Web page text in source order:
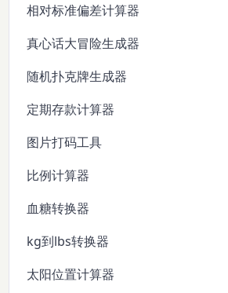
相对标准偏差计算器
真心话大冒险生成器
随机扑克牌生成器
定期存款计算器
图片打码工具
比例计算器
血糖转换器
kg到lbs转换器
太阳位置计算器